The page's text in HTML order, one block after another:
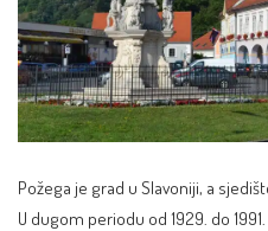
Požega je grad u Slavoniji, a
U dugom periodu od 1929. do